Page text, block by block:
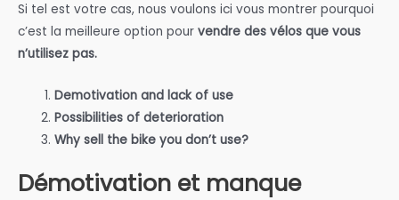
Si tel est votre cas, nous voulons ici vous montrer pourquoi
c’est la meilleure option pour vendre des vélos que vous
n’utilisez pas.
Demotivation and lack of use
Possibilities of deterioration
Why sell the bike you don’t use?
Démotivation et manque